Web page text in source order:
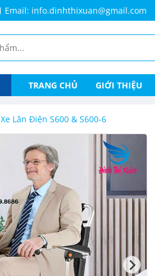
Email: info.dinhthixuan@gmail.com
TRANG CHỦ GIỚI THIỆU
Xe Lăn Điện S600 & S600-6